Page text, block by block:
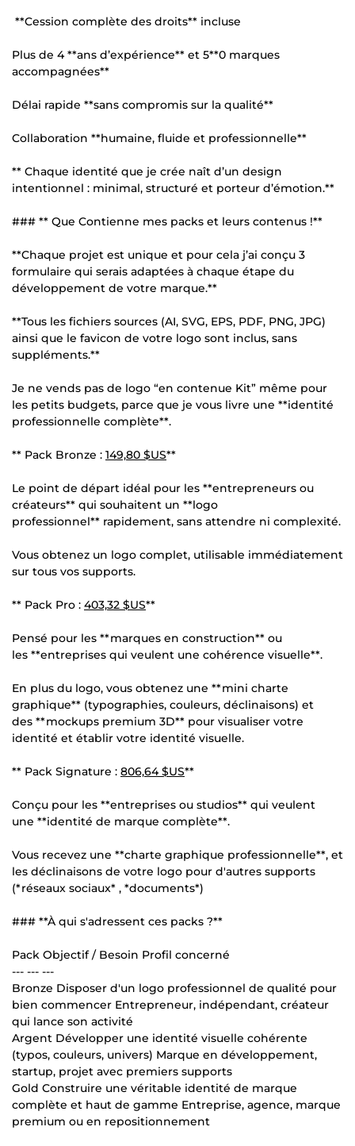
**Cession complète des droits** incluse
Plus de 4 **ans d’expérience** et 5**0 marques
accompagnées**
Délai rapide **sans compromis sur la qualité**
Collaboration **humaine, fluide et professionnelle**
** Chaque identité que je crée naît d’un design
intentionnel : minimal, structuré et porteur d’émotion.**
### ** Que Contienne mes packs et leurs contenus !**
**Chaque projet est unique et pour cela j’ai conçu 3
formulaire qui serais adaptées à chaque étape du
développement de votre marque.**
**Tous les fichiers sources (AI, SVG, EPS, PDF, PNG, JPG)
ainsi que le favicon de votre logo sont inclus, sans
suppléments.**
Je ne vends pas de logo “en contenue Kit” même pour
les petits budgets, parce que je vous livre une **identité
professionnelle complète**.
** Pack Bronze : 149,80 $US**
Le point de départ idéal pour les **entrepreneurs ou
créateurs** qui souhaitent un **logo
professionnel** rapidement, sans attendre ni complexité.
Vous obtenez un logo complet, utilisable immédiatement
sur tous vos supports.
** Pack Pro : 403,32 $US**
Pensé pour les **marques en construction** ou
les **entreprises qui veulent une cohérence visuelle**.
En plus du logo, vous obtenez une **mini charte
graphique** (typographies, couleurs, déclinaisons) et
des **mockups premium 3D** pour visualiser votre
identité et établir votre identité visuelle.
** Pack Signature : 806,64 $US**
Conçu pour les **entreprises ou studios** qui veulent
une **identité de marque complète**.
Vous recevez une **charte graphique professionnelle**, et
les déclinaisons de votre logo pour d'autres supports
(*réseaux sociaux* , *documents*)
### **À qui s'adressent ces packs ?**
Pack Objectif / Besoin Profil concerné
--- --- ---
Bronze Disposer d'un logo professionnel de qualité pour
bien commencer Entrepreneur, indépendant, créateur
qui lance son activité
Argent Développer une identité visuelle cohérente
(typos, couleurs, univers) Marque en développement,
startup, projet avec premiers supports
Gold Construire une véritable identité de marque
complète et haut de gamme Entreprise, agence, marque
premium ou en repositionnement